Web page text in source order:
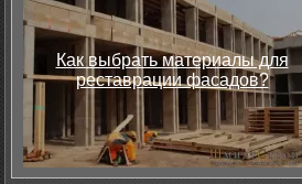
Как выбрать материалы для
реставрации фасадов?